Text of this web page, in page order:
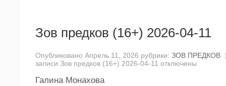
Зов предков (16+) 2026-04-11
Опубликовано Апрель 11, 2026 рубрики: ЗОВ ПРЕДКОВ |
записи Зов предков (16+) 2026-04-11 отключены
Галина Монахова